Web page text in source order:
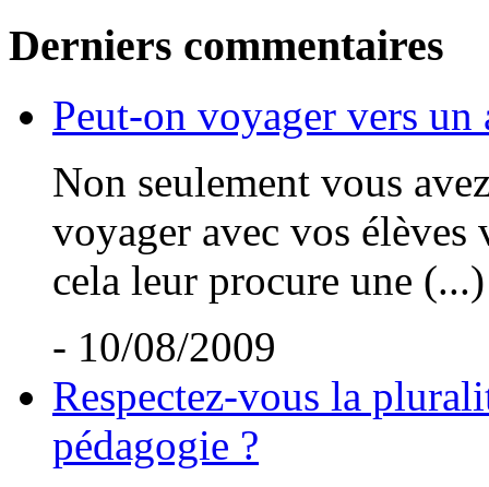
Derniers commentaires
Peut-on voyager vers un
Non seulement vous
voyager avec vos élèves
cela leur procure une (...)
- 10/08/2009
Respectez-vous la
pédagogie ?